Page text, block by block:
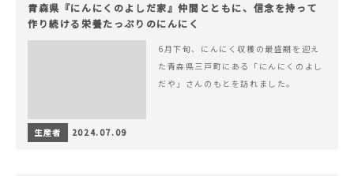
青森県『にんにくのよしだ家』仲間とともに、信念を持って
作り続ける栄養たっぷりのにんにく
6月下旬、にんにく収穫の最盛期を迎え
た青森県三戸町にある「にんにくのよし
だや」さんのもとを訪れました。
生産者 2024.07.09